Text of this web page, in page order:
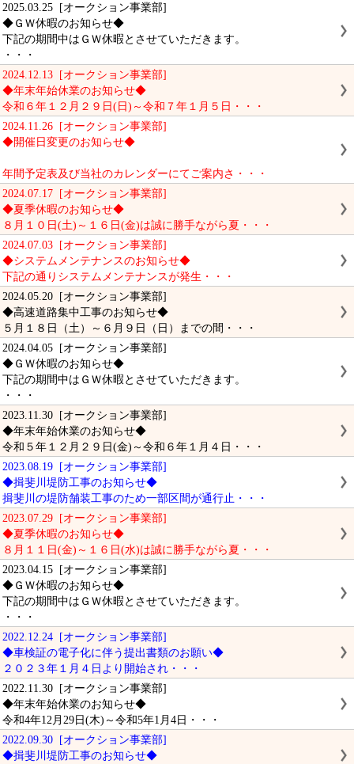
2025.03.25 [オークション事業部]
◆ＧＷ休暇のお知らせ◆
下記の期間中はＧＷ休暇とさせていただきます。
・・・
2024.12.13 [オークション事業部]
◆年末年始休業のお知らせ◆
令和６年１２月２９日(日)～令和７年１月５日・・・
2024.11.26 [オークション事業部]
◆開催日変更のお知らせ◆
年間予定表及び当社のカレンダーにてご案内さ・・・
2024.07.17 [オークション事業部]
◆夏季休暇のお知らせ◆
８月１０日(土)～１６日(金)は誠に勝手ながら夏・・・
2024.07.03 [オークション事業部]
◆システムメンテナンスのお知らせ◆
下記の通りシステムメンテナンスが発生・・・
2024.05.20 [オークション事業部]
◆高速道路集中工事のお知らせ◆
５月１８日（土）～６月９日（日）までの間・・・
2024.04.05 [オークション事業部]
◆ＧＷ休暇のお知らせ◆
下記の期間中はＧＷ休暇とさせていただきます。
・・・
2023.11.30 [オークション事業部]
◆年末年始休業のお知らせ◆
令和５年１２月２９日(金)～令和６年１月４日・・・
2023.08.19 [オークション事業部]
◆揖斐川堤防工事のお知らせ◆
揖斐川の堤防舗装工事のため一部区間が通行止・・・
2023.07.29 [オークション事業部]
◆夏季休暇のお知らせ◆
８月１１日(金)～１６日(水)は誠に勝手ながら夏・・・
2023.04.15 [オークション事業部]
◆ＧＷ休暇のお知らせ◆
下記の期間中はＧＷ休暇とさせていただきます。
・・・
2022.12.24 [オークション事業部]
◆車検証の電子化に伴う提出書類のお願い◆
２０２３年１月４日より開始され・・・
2022.11.30 [オークション事業部]
◆年末年始休業のお知らせ◆
令和4年12月29日(木)～令和5年1月4日・・・
2022.09.30 [オークション事業部]
◆揖斐川堤防工事のお知らせ◆